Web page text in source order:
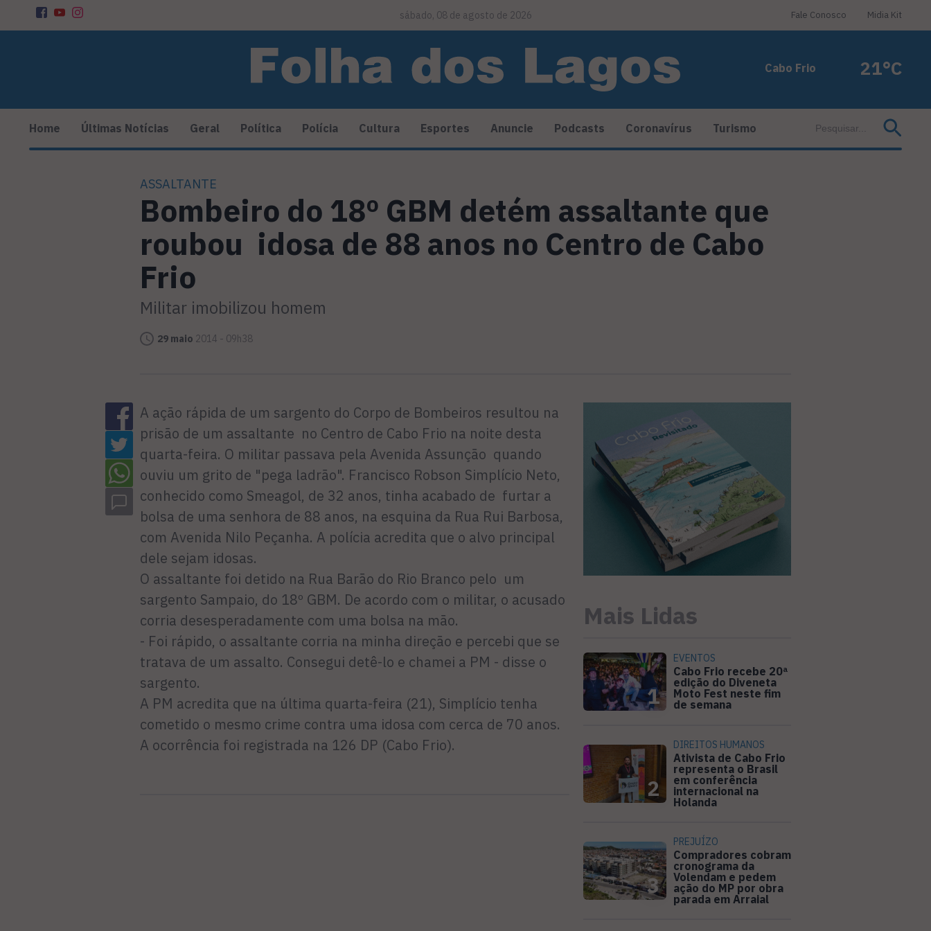
sábado, 08 de agosto de 2026 Fale Conosco Midia Kit
Cabo Frio 21°C
Home Últimas Notícias Geral Política Polícia Cultura Esportes Anuncie Podcasts Coronavírus Turismo
ASSALTANTE
Bombeiro do 18º GBM detém assaltante que
roubou idosa de 88 anos no Centro de Cabo
Frio
Militar imobilizou homem
29 maio 2014 - 09h38
A ação rápida de um sargento do Corpo de Bombeiros resultou na
prisão de um assaltante no Centro de Cabo Frio na noite desta
quarta-feira. O militar passava pela Avenida Assunção quando
ouviu um grito de "pega ladrão". Francisco Robson Simplício Neto,
conhecido como Smeagol, de 32 anos, tinha acabado de furtar a
bolsa de uma senhora de 88 anos, na esquina da Rua Rui Barbosa,
com Avenida Nilo Peçanha. A polícia acredita que o alvo principal
dele sejam idosas.
O assaltante foi detido na Rua Barão do Rio Branco pelo um
sargento Sampaio, do 18º GBM. De acordo com o militar, o acusado
corria desesperadamente com uma bolsa na mão.
- Foi rápido, o assaltante corria na minha direção e percebi que se
tratava de um assalto. Consegui detê-lo e chamei a PM - disse o
sargento.
A PM acredita que na última quarta-feira (21), Simplício tenha
cometido o mesmo crime contra uma idosa com cerca de 70 anos.
A ocorrência foi registrada na 126 DP (Cabo Frio).
Mais Lidas
1
EVENTOS
Cabo Frio recebe 20ª
edição do Diveneta
Moto Fest neste fim
de semana
2
DIREITOS HUMANOS
Ativista de Cabo Frio
representa o Brasil
em conferência
internacional na
Holanda
3
PREJUÍZO
Compradores cobram
cronograma da
Volendam e pedem
ação do MP por obra
parada em Arraial